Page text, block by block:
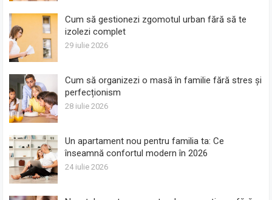
Cum să gestionezi zgomotul urban fără să te
izolezi complet
29 iulie 2026
Cum să organizezi o masă în familie fără stres și
perfecționism
28 iulie 2026
Un apartament nou pentru familia ta: Ce
înseamnă confortul modern în 2026
24 iulie 2026